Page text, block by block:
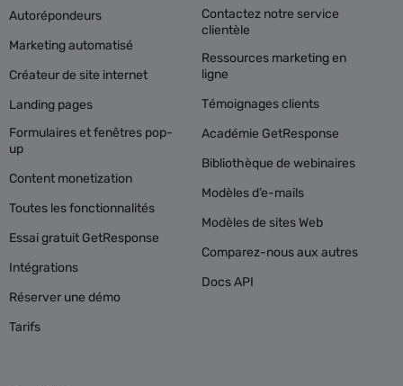
Autorépondeurs
Marketing automatisé
Créateur de site internet
Landing pages
Formulaires et fenêtres pop-
up
Content monetization
Toutes les fonctionnalités
Essai gratuit GetResponse
Intégrations
Réserver une démo
Tarifs
Contactez notre service
clientèle
Ressources marketing en
ligne
Témoignages clients
Académie GetResponse
Bibliothèque de webinaires
Modèles d’e-mails
Modèles de sites Web
Comparez-nous aux autres
Docs API